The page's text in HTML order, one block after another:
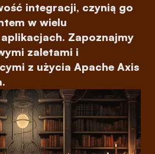
integracji, czynią go
w wielu
Zapoznajmy
zaletami i
z użycia Apache Axis